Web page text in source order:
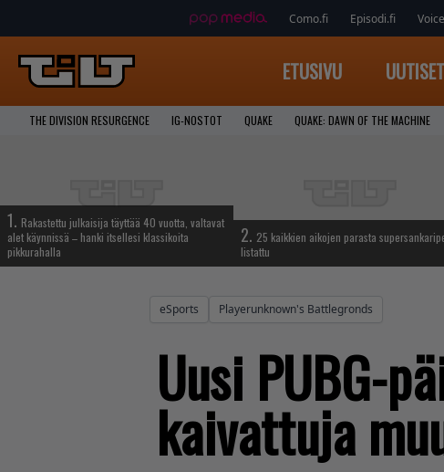
Como.fi Episodi.fi
ETUSIVU UUTISET
THE DIVISION RESURGENCE IG-NOSTOT QUAKE QUAKE: DAWN OF THE MACHINE
1. Rakastettu julkaisija täyttää 40 vuotta, valtavat
alet käynnissä – hanki itsellesi klassikoita
pikkurahalla
2. 25 kaikkien aikojen parasta
listattu
eSports Playerunknown's Battlegronds
Uusi PUBG-
kaivattuja